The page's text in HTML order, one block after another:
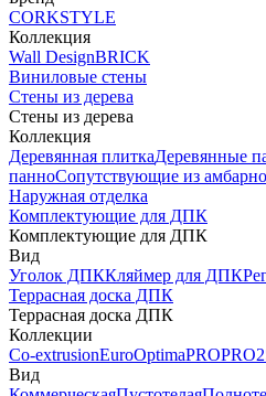
CORKSTYLE
Коллекция
Wall DesignBRICK
Виниловые стены
Стены из дерева
Стены из дерева
Коллекция
Деревянная плиткаДеревянные
панноСопутствующие из
Наружная отделка
Комплектующие для ДПК
Комплектующие для ДПК
Вид
Уголок ДПККляймер для ДПК
Террасная доска ДПК
Террасная доска ДПК
Коллекции
Co-extrusionEuroOptimaPROPRO2
Вид